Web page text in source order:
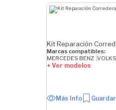
Kit Reparación
Marcas compatibles:
MERCEDES BENZ
+ Ver modelos
Más Info Guardar